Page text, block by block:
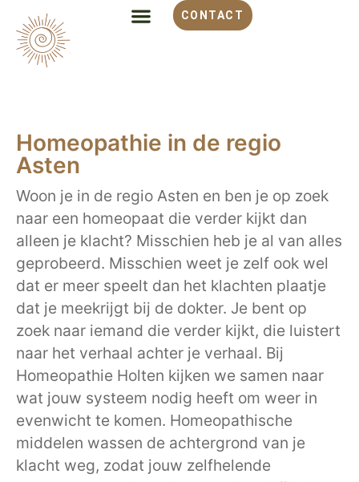
CONTACT
Homeopathie in de regio
Asten
Woon je in de regio Asten en ben je op zoek
naar een homeopaat die verder kijkt dan
alleen je klacht? Misschien heb je al van alles
geprobeerd. Misschien weet je zelf ook wel
dat er meer speelt dan het klachten plaatje
dat je meekrijgt bij de dokter. Je bent op
zoek naar iemand die verder kijkt, die luistert
naar het verhaal achter je verhaal. Bij
Homeopathie Holten kijken we samen naar
wat jouw systeem nodig heeft om weer in
evenwicht te komen. Homeopathische
middelen wassen de achtergrond van je
klacht weg, zodat jouw zelfhelende